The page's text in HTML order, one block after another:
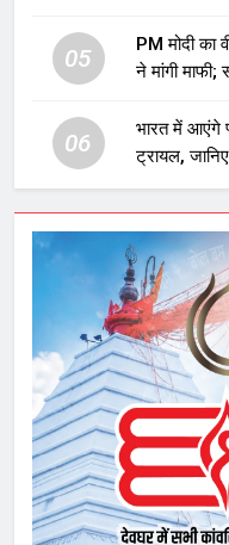
05
PM मोदी का
ने मांगी माफी;
06
भारत में आएंगे
ट्रायल,